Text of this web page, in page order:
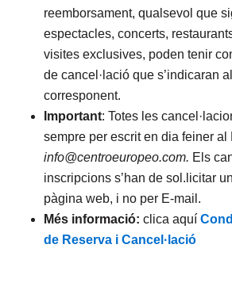
reemborsament, qualsevol que
espectacles, concerts,
visites exclusives, poden tenir
de cancel·lació que s’indicaran
corresponent.
Important: Totes les
sempre per escrit en dia feiner al
info@centroeuropeo.com. Els
inscripcions s’han de sol.licitar
pàgina web, i no per E-mail.
Més informació: clica aquí
de Reserva i Cancel·lació